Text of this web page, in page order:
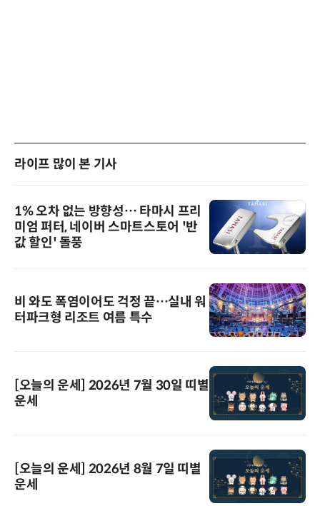
라이프 많이 본 기사
1% 오차 없는 방향성… 타마시 프리
미엄 퍼터, 네이버 스마트스토어 '반
값 할인' 돌풍
비 와도 폭염이어도 걱정 끝…실내 워
터파크형 리조트 여름 특수
[오늘의 운세] 2026년 7월 30일 띠별
운세
[오늘의 운세] 2026년 8월 7일 띠별
운세